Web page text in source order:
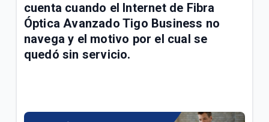
Paga las facturas de servicios fijos y móviles Tigo
Business en una transacción | Empresas
Respaldo de Sitios, Bases de Datos, CMS y
cuenta cuando el Internet de Fibra
Óptica Avanzado Tigo Business no
navega y el motivo por el cual se
quedó sin servicio.